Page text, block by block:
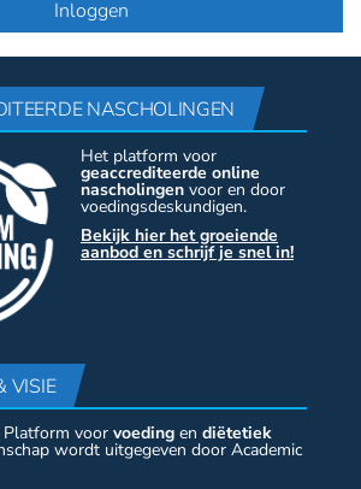
NASCHOLINGEN
Het platform voor
geaccrediteerde online
nascholingen voor en door
voedingsdeskundigen.
Bekijk hier het groeiende
aanbod en schrijf je snel in!
VISIE
Platform voor voeding en diëtetiek
wordt uitgegeven door Academic